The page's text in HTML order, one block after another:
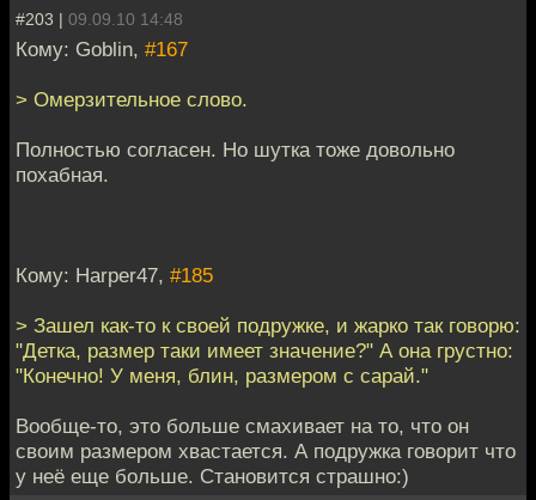
#203 | 09.09.10 14:48
Кому: Goblin, #167
> Омерзительное слово.
Полностью согласен. Но шутка тоже довольно
похабная.
Кому: Harper47, #185
> Зашел как-то к своей подружке, и жарко так говорю:
"Детка, размер таки имеет значение?" А она грустно:
"Конечно! У меня, блин, размером с сарай."
Вообще-то, это больше смахивает на то, что он
своим размером хвастается. А подружка говорит что
у неё еще больше. Становится страшно:)